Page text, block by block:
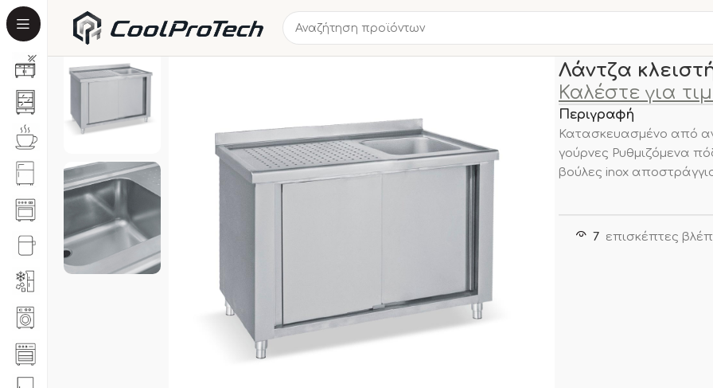
Λάντζα
Καλέστε για
Περιγραφή
Κατασκευασμένο από
γούρνες Ρυθμιζόμενα
βούλες inox
7 επισκέπτες